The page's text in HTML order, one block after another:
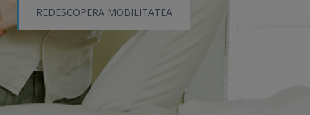
REDESCOPERA MOBILITATEA